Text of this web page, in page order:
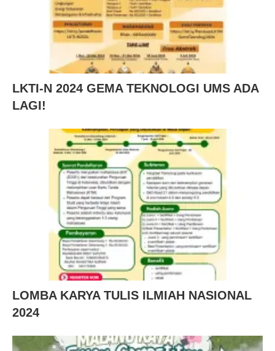
LKTI-N 2024 GEMA TEKNOLOGI UMS ADA
LAGI!
LOMBA KARYA TULIS ILMIAH NASIONAL
2024